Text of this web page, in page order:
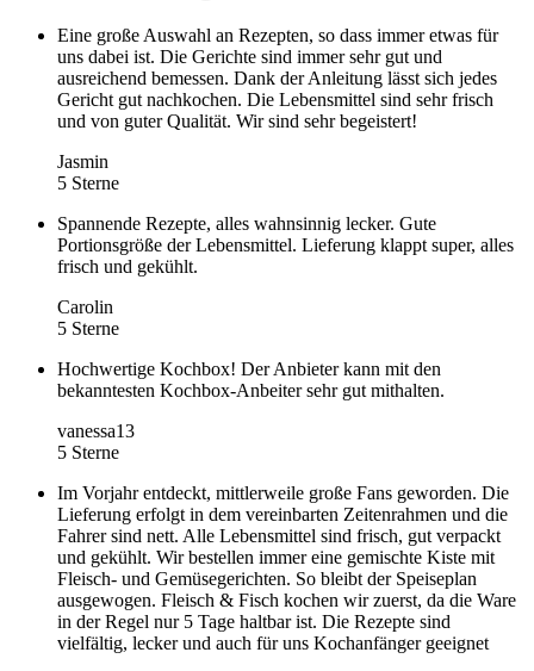
Eine große Auswahl an Rezepten, so dass immer etwas für
uns dabei ist. Die Gerichte sind immer sehr gut und
ausreichend bemessen. Dank der Anleitung lässt sich jedes
Gericht gut nachkochen. Die Lebensmittel sind sehr frisch
und von guter Qualität. Wir sind sehr begeistert!
Jasmin
5 Sterne
Spannende Rezepte, alles wahnsinnig lecker. Gute
Portionsgröße der Lebensmittel. Lieferung klappt super, alles
frisch und gekühlt.
Carolin
5 Sterne
Hochwertige Kochbox! Der Anbieter kann mit den
bekanntesten Kochbox-Anbeiter sehr gut mithalten.
vanessa13
5 Sterne
Im Vorjahr entdeckt, mittlerweile große Fans geworden. Die
Lieferung erfolgt in dem vereinbarten Zeitenrahmen und die
Fahrer sind nett. Alle Lebensmittel sind frisch, gut verpackt
und gekühlt. Wir bestellen immer eine gemischte Kiste mit
Fleisch- und Gemüsegerichten. So bleibt der Speiseplan
ausgewogen. Fleisch & Fisch kochen wir zuerst, da die Ware
in der Regel nur 5 Tage haltbar ist. Die Rezepte sind
vielfältig, lecker und auch für uns Kochanfänger geeignet